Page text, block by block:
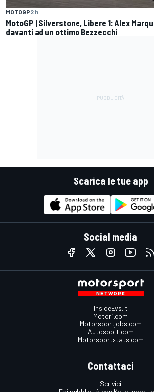
MOTOGP2 h
MotoGP | Silverstone, Libere 1: Alex
davanti ad un ottimo Bezzecchi
Scarica le tue app
Social media
InsideEvs.it
Motor1.com
Motorsportjobs.com
Autosport.com
Motorsportstats.com
Contattaci
Scrivici